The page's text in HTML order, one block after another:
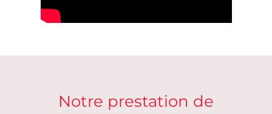
Notre prestation de